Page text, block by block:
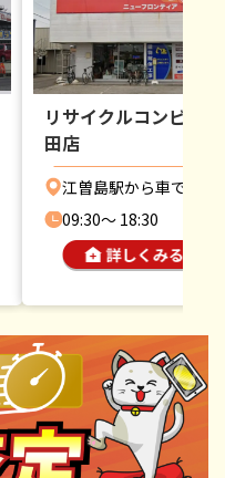
リサイクルコンビニ
田店
江曽島駅から車で5分
09:30〜 18:30